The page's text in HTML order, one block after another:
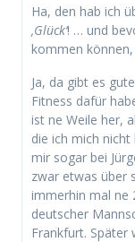
Ha, den hab ich
‚Glück‘! … und
kommen
Ja, da gibt es
Fitness dafür
ist ne Weile her,
die ich mich
mir sogar bei
zwar etwas über
immerhin mal ne
deutscher
Frankfurt. Später